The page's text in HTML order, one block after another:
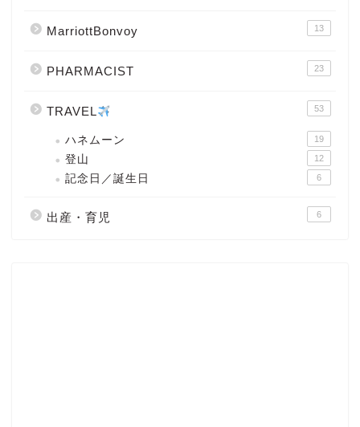
MarriottBonvoy 13
PHARMACIST 23
TRAVEL 53
ハネムーン 19
登山 12
記念日／誕生日 6
出産・育児 6